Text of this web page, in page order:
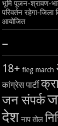
भूमि पूजन-श्रावण-
परिवर्तन रहेगा-
आयोजित
–
18+ fleg march
कांग्रेस पार्टी
जन संपर्क
देश नाप तोल